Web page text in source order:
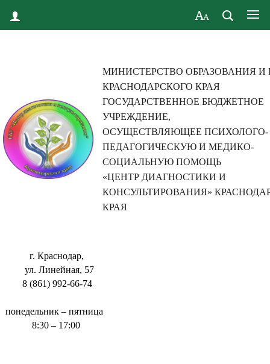
МИНИСТЕРСТВО ОБРАЗОВАНИЯ И
КРАСНОДАРСКОГО КРАЯ
ГОСУДАРСТВЕННОЕ БЮДЖЕТНОЕ
УЧРЕЖДЕНИЕ,
ОСУЩЕСТВЛЯЮЩЕЕ ПСИХОЛОГО-
ПЕДАГОГИЧЕСКУЮ И МЕДИКО-
СОЦИАЛЬНУЮ ПОМОЩЬ
«ЦЕНТР ДИАГНОСТИКИ И
КОНСУЛЬТИРОВАНИЯ»
КРАЯ
г. Краснодар,
ул. Линейная, 57
8 (861) 992-66-74
понедельник – пятница
8:30 – 17:00